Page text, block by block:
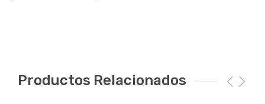
Productos Relacionados